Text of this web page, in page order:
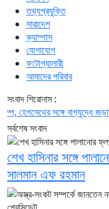
তথ্যপ্রযুক্তি
সারাদেশ
ক্যাম্পাস
যোগাযোগ
ফটোগ্যালারী
আমাদের পরিবার
সংবাদ শিরোনাম :
সঙ্গে বাগ্‌যুদ্ধে জড়ান
সর্বশেষ সংবাদ
শেখ হাসিনার সঙ্গে
সালমান এফ রহমান